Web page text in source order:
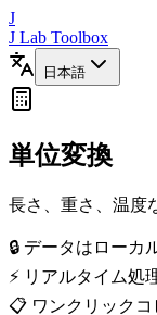
J
J Lab Toolbox
日本語
単位変換
長さ、重さ、温度
🔒 データはローカ
⚡ リアルタイム処
📋 ワンクリックコ